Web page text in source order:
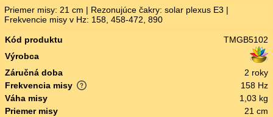
Priemer misy: 21 cm | Rezonujúce čakry: solar plexus E3 |
Frekvencie misy v Hz: 158, 458-472, 890
Kód produktu
TMGB5102
Výrobca
Záručná doba
2 roky
Frekvencia misy
158 Hz
Váha misy
1,03 kg
Priemer misy
21 cm